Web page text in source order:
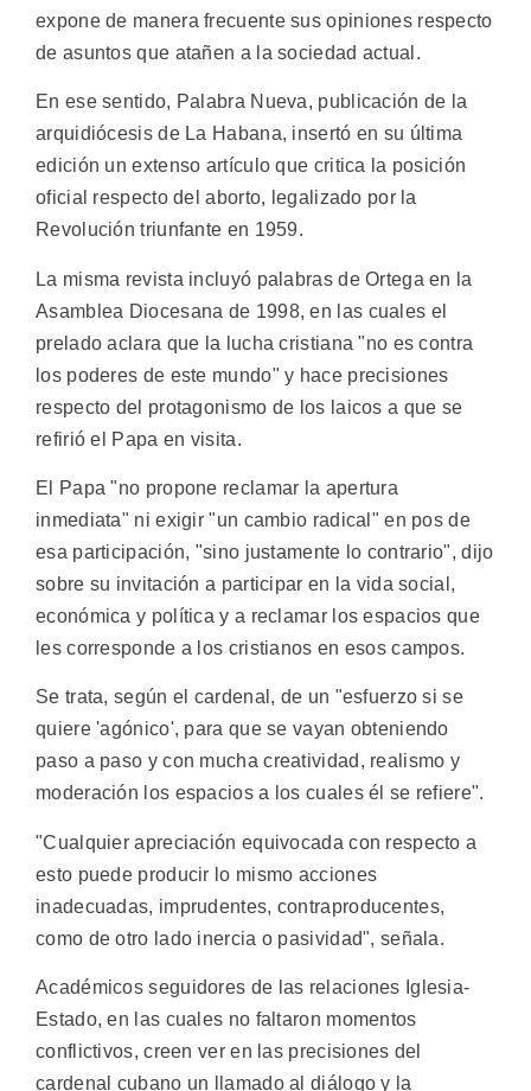
expone de manera frecuente sus opiniones respecto
de asuntos que atañen a la sociedad actual.
En ese sentido, Palabra Nueva, publicación de la
arquidiócesis de La Habana, insertó en su última
edición un extenso artículo que critica la posición
oficial respecto del aborto, legalizado por la
Revolución triunfante en 1959.
La misma revista incluyó palabras de Ortega en la
Asamblea Diocesana de 1998, en las cuales el
prelado aclara que la lucha cristiana "no es contra
los poderes de este mundo" y hace precisiones
respecto del protagonismo de los laicos a que se
refirió el Papa en visita.
El Papa "no propone reclamar la apertura
inmediata" ni exigir "un cambio radical" en pos de
esa participación, "sino justamente lo contrario", dijo
sobre su invitación a participar en la vida social,
económica y política y a reclamar los espacios que
les corresponde a los cristianos en esos campos.
Se trata, según el cardenal, de un "esfuerzo si se
quiere 'agónico', para que se vayan obteniendo
paso a paso y con mucha creatividad, realismo y
moderación los espacios a los cuales él se refiere".
"Cualquier apreciación equivocada con respecto a
esto puede producir lo mismo acciones
inadecuadas, imprudentes, contraproducentes,
como de otro lado inercia o pasividad", señala.
Académicos seguidores de las relaciones Iglesia-
Estado, en las cuales no faltaron momentos
conflictivos, creen ver en las precisiones del
cardenal cubano un llamado al diálogo y la